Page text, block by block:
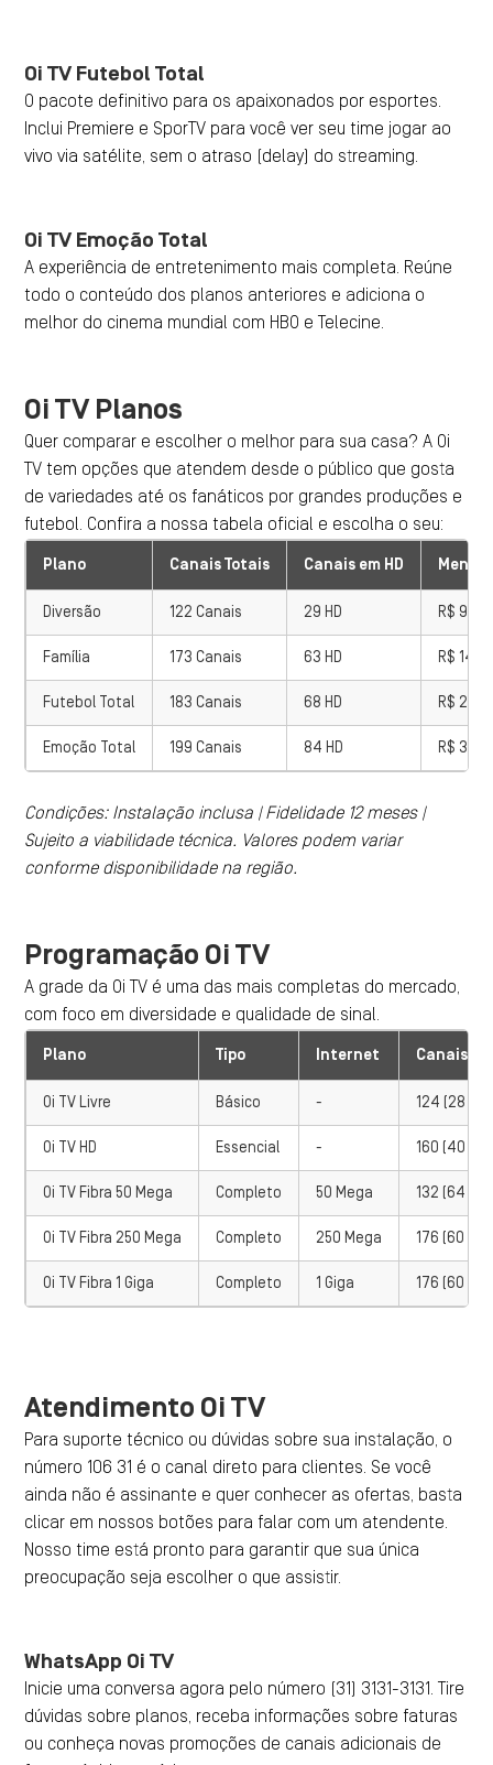
Oi TV Futebol Total
O pacote definitivo para os apaixonados por esportes.
Inclui Premiere e SporTV para você ver seu time jogar ao
vivo via satélite, sem o atraso (delay) do streaming.
Oi TV Emoção Total
A experiência de entretenimento mais completa. Reúne
todo o conteúdo dos planos anteriores e adiciona o
melhor do cinema mundial com HBO e Telecine.
Oi TV Planos
Quer comparar e escolher o melhor para sua casa? A Oi
TV tem opções que atendem desde o público que gosta
de variedades até os fanáticos por grandes produções e
futebol. Confira a nossa tabela oficial e escolha o seu:
Plano Canais Totais Canais em HD
Diversão 122 Canais 29 HD R$
Família 173 Canais 63 HD R$
Futebol Total 183 Canais 68 HD R$
Emoção Total 199 Canais 84 HD R$
Condições: Instalação inclusa | Fidelidade 12 meses |
Sujeito a viabilidade técnica. Valores podem variar
conforme disponibilidade na região.
Programação Oi TV
A grade da Oi TV é uma das mais completas do mercado,
com foco em diversidade e qualidade de sinal.
Plano Tipo Internet Canais
Oi TV Livre Básico - 124 (28 em
Oi TV HD Essencial - 160 (40 em
Oi TV Fibra 50 Mega Completo 50 Mega 132 (64 em
Oi TV Fibra 250 Mega Completo 250 Mega 176 (60 em
Oi TV Fibra 1 Giga Completo 1 Giga 176 (60 em
Atendimento Oi TV
Para suporte técnico ou dúvidas sobre sua instalação, o
número 106 31 é o canal direto para clientes. Se você
ainda não é assinante e quer conhecer as ofertas, basta
clicar em nossos botões para falar com um atendente.
Nosso time está pronto para garantir que sua única
preocupação seja escolher o que assistir.
WhatsApp Oi TV
Inicie uma conversa agora pelo número (31) 3131-3131. Tire
dúvidas sobre planos, receba informações sobre faturas
ou conheça novas promoções de canais adicionais de